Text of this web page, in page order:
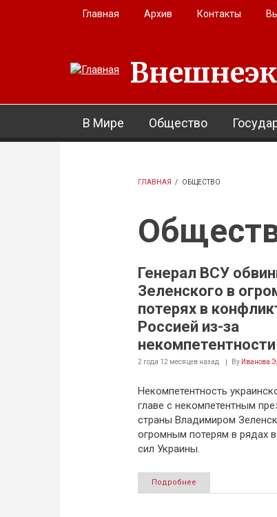
Перейти к основному содержанию
Главная Архив Контакты
В Мире Общество
ГЛАВНАЯ / ОБЩЕСТВО
Генерал ВСУ
Зеленского в
потерях в
Россией из-за
некомпетентности
2 года 12 месяцевназад By Иванова
Некомпетентность
главе с некомпетентным
страны Владимиром
огромным потерям в рядах
сил Украины.
Подробнее